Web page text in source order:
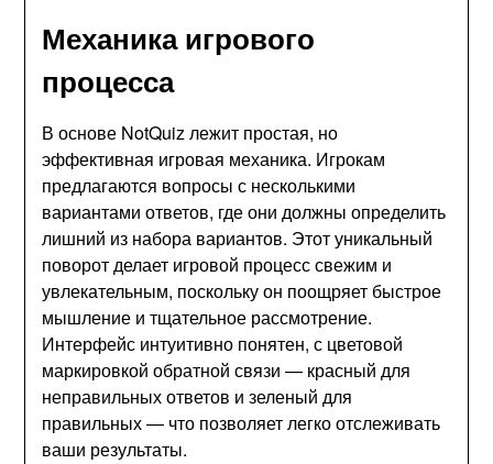
Механика игрового
процесса
В основе NotQuiz лежит простая, но
эффективная игровая механика. Игрокам
предлагаются вопросы с несколькими
вариантами ответов, где они должны определить
лишний из набора вариантов. Этот уникальный
поворот делает игровой процесс свежим и
увлекательным, поскольку он поощряет быстрое
мышление и тщательное рассмотрение.
Интерфейс интуитивно понятен, с цветовой
маркировкой обратной связи — красный для
неправильных ответов и зеленый для
правильных — что позволяет легко отслеживать
ваши результаты.